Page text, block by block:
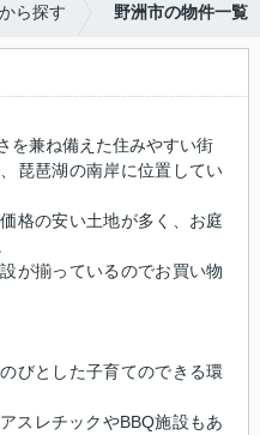
ら探す 野洲市の物件一覧
を兼ね備えた住みやすい街
琵琶湖の南岸に位置してい
格の安い土地が多く、お庭
が揃っているのでお買い物
びとした子育てのできる環
スレチックやBBQ施設もあ